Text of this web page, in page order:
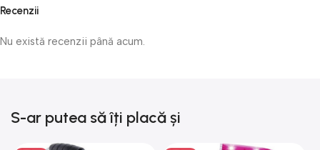
Recenzii
Nu există recenzii până acum.
S-ar putea să îți placă și